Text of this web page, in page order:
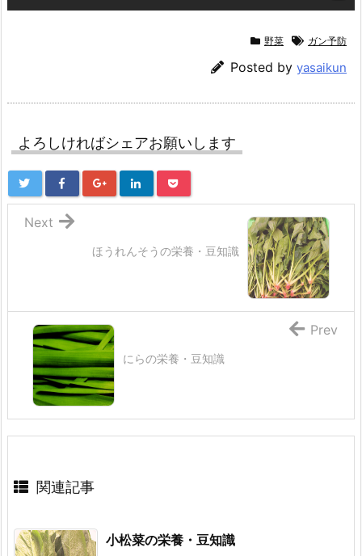
野菜 ガン予防
Posted by yasaikun
よろしければシェアお願いします
ほうれんそうの栄養・豆知識
Next
にらの栄養・豆知識
Prev
関連記事
小松菜の栄養・豆知識